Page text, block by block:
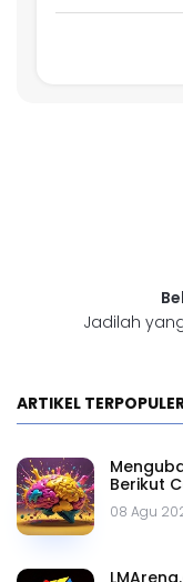
Jadilah
ARTIKEL
Berikut
08 Agu